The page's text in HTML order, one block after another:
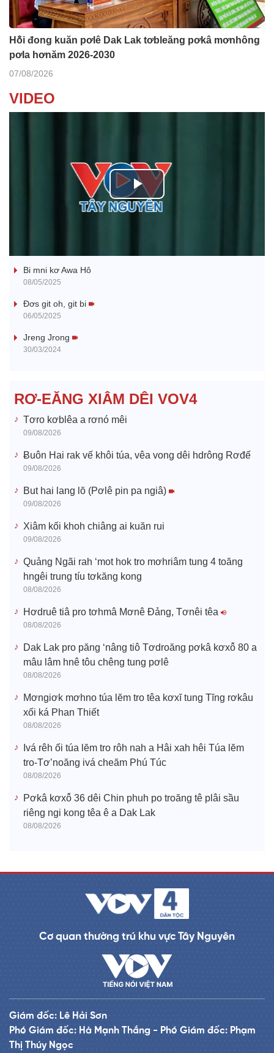
Hô̆i đong kuăn pơlê Dak Lak tơbleăng pơkâ mơnhông
pơla hơnăm 2026-2030
07/08/2026
VIDEO
P
a
e
Bi mni kơ Awa Hô
08/05/2025
Đơs git oh, git bi
06/05/2025
Jreng Jrong
30/03/2024
RƠ-EĂNG XIÂM DÊI VOV4
Tơro kơblêa a rơnó mêi
09/08/2026
Ƀuôn Hai rak vế khôi túa, vêa vong dêi hdrông Rơđế
09/08/2026
But hai lang lŏ (Pơlê pin pa ngiâ)
09/08/2026
Xiâm kối khoh chiâng ai kuăn rui
09/08/2026
Quảng Ngãi rah ‘mot hok tro mơhriâm tung 4 toăng
hngêi trung tíu tơkăng kong
08/08/2026
Hơdruê tiâ pro tơhmâ Mơnê Đảng, Tơnêi têa
08/08/2026
Dak Lak pro păng ‘nâng tiô Tơdroăng pơkâ kơxô̆ 80 a
mâu lâm hnê tôu chêng tung pơlê
08/08/2026
Mơngiơk mơhno túa lĕm tro têa kơxĭ tung Tĭng rơkâu
xối ká Phan Thiết
08/08/2026
Ivá rêh ối túa lĕm tro rôh nah a Hâi xah hêi Túa lĕm
tro-Tơ’noăng ivá cheăm Phú Túc
08/08/2026
Pơkâ kơxô̆ 36 dêi Chin phuh po troăng tê plâi sầu
riêng ngi kong têa ê a Dak Lak
08/08/2026
Cơ quan thường trú khu vực Tây Nguyên
Giám đốc: Lê Hải Sơn
Phó Giám đốc: Hà Mạnh Thắng - Phó Giám đốc: Phạm
Thị Thúy Ngọc